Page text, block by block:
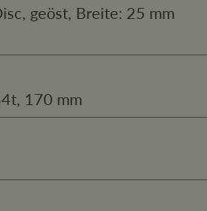
geöst, Breite: 25 mm
170 mm